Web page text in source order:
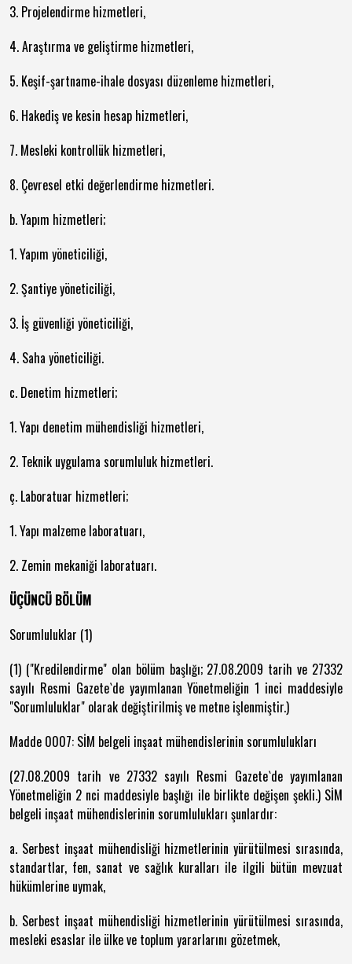
3. Projelendirme hizmetleri,
4. Araştırma ve geliştirme hizmetleri,
5. Keşif-şartname-ihale dosyası düzenleme hizmetleri,
6. Hakediş ve kesin hesap hizmetleri,
7. Mesleki kontrollük hizmetleri,
8. Çevresel etki değerlendirme hizmetleri.
b. Yapım hizmetleri;
1. Yapım yöneticiliği,
2. Şantiye yöneticiliği,
3. İş güvenliği yöneticiliği,
4. Saha yöneticiliği.
c. Denetim hizmetleri;
1. Yapı denetim mühendisliği hizmetleri,
2. Teknik uygulama sorumluluk hizmetleri.
ç. Laboratuar hizmetleri;
1. Yapı malzeme laboratuarı,
2. Zemin mekaniği laboratuarı.
ÜÇÜNCÜ BÖLÜM
Sorumluluklar (1)
(1) ("Kredilendirme" olan bölüm başlığı; 27.08.2009 tarih ve 27332
sayılı Resmi Gazete`de yayımlanan Yönetmeliğin 1 inci maddesiyle
"Sorumluluklar" olarak değiştirilmiş ve metne işlenmiştir.)
Madde 0007: SİM belgeli inşaat mühendislerinin sorumlulukları
(27.08.2009 tarih ve 27332 sayılı Resmi Gazete`de yayımlanan
Yönetmeliğin 2 nci maddesiyle başlığı ile birlikte değişen şekli.) SİM
belgeli inşaat mühendislerinin sorumlulukları şunlardır:
a. Serbest inşaat mühendisliği hizmetlerinin yürütülmesi sırasında,
standartlar, fen, sanat ve sağlık kuralları ile ilgili bütün mevzuat
hükümlerine uymak,
b. Serbest inşaat mühendisliği hizmetlerinin yürütülmesi sırasında,
mesleki esaslar ile ülke ve toplum yararlarını gözetmek,